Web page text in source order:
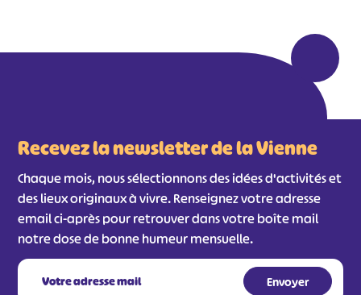
Recevez la newsletter de la Vienne
Chaque mois, nous sélectionnons des idées d'activités et
des lieux originaux à vivre. Renseignez votre adresse
email ci-après pour retrouver dans votre boîte mail
notre dose de bonne humeur mensuelle.